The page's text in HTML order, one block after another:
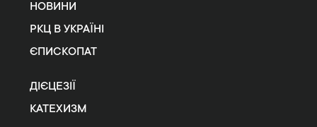
НОВИНИ
РКЦ В УКРАЇНІ
ЄПИСКОПАТ
ДІЄЦЕЗІЇ
КАТЕХИЗМ